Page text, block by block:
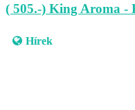
( 505.-) King Aroma -
Hírek